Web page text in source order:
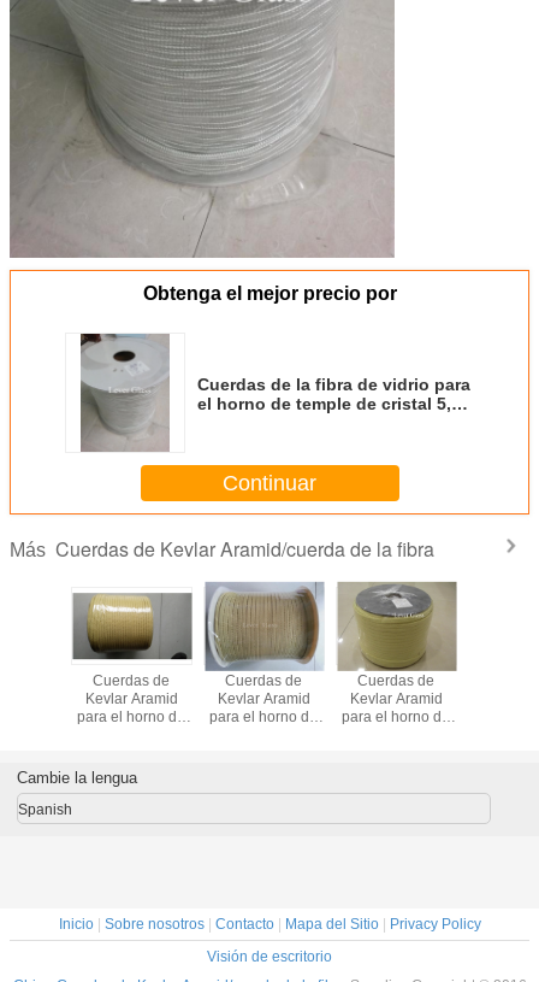
Obtenga el mejor precio por
Cuerdas de la fibra de vidrio para
el horno de temple de cristal 5,5
Continuar
Más Cuerdas de Kevlar Aramid/cuerda de la fibra
Cuerdas de
Kevlar Aramid
para el horno de
Cuerdas de
Kevlar Aramid
para el horno de
Cuerdas de
Kevlar Aramid
para el horno de
cristal
Cambie la lengua
Spanish
Inicio| Sobre nosotros| Contacto| Mapa del Sitio|
Privacy Policy
Visión de escritorio